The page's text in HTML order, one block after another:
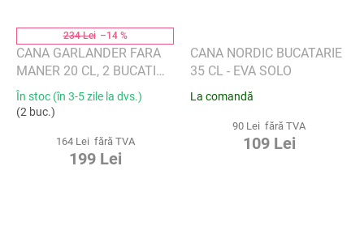
234 Lei –14 %
CANA GARLANDER FARA
MANER 20 CL, 2 BUCATI
DIN COLECTIA
JULEMORGEN - WIK &
În stoc (în 3-5 zile la dvs.)
(2 buc.)
164 Lei fără TVA
199 Lei
CANA NORDIC BUCATARIE
35 CL - EVA SOLO
La comandă
90 Lei fără TVA
109 Lei